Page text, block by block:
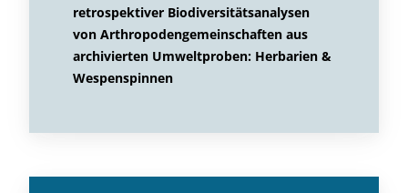
retrospektiver Biodiversitätsanalysen
von Arthropodengemeinschaften aus
archivierten Umweltproben: Herbarien &
Wespenspinnen